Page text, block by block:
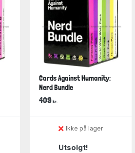
Cards Against Humanity:
Nerd Bundle
409kr.
Ikke på lager
Utsolgt!